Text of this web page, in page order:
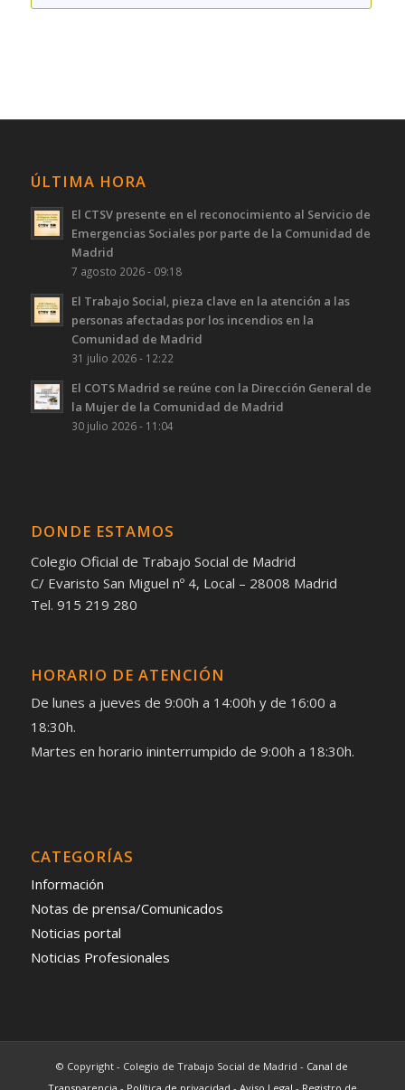
ÚLTIMA HORA
El CTSV presente en el reconocimiento al Servicio de
Emergencias Sociales por parte de la Comunidad de
Madrid
7 agosto 2026 - 09:18
El Trabajo Social, pieza clave en la atención a las
personas afectadas por los incendios en la
Comunidad de Madrid
31 julio 2026 - 12:22
El COTS Madrid se reúne con la Dirección General de
la Mujer de la Comunidad de Madrid
30 julio 2026 - 11:04
DONDE ESTAMOS
Colegio Oficial de Trabajo Social de Madrid
C/ Evaristo San Miguel nº 4, Local – 28008 Madrid
Tel. 915 219 280
HORARIO DE ATENCIÓN
De lunes a jueves de 9:00h a 14:00h y de 16:00 a
18:30h.
Martes en horario ininterrumpido de 9:00h a 18:30h.
CATEGORÍAS
Información
Notas de prensa/Comunicados
Noticias portal
Noticias Profesionales
© Copyright - Colegio de Trabajo Social de Madrid - Canal de